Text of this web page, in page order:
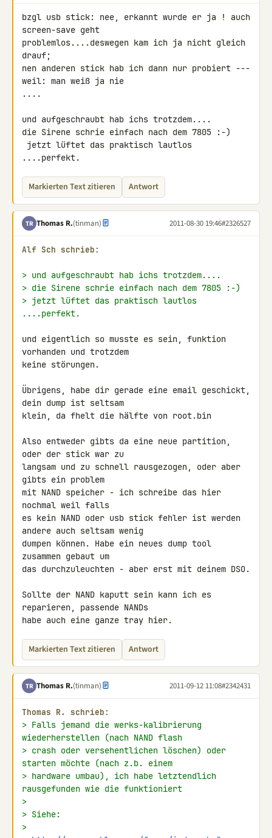
bzgl usb stick: nee, erkannt wurde er ja ! auch
screen-save geht
problemlos....deswegen kam ich ja nicht gleich
drauf;
nen anderen stick hab ich dann nur probiert ---
weil: man weiß ja nie
....
und aufgeschraubt hab ichs trotzdem....
die Sirene schrie einfach nach dem 7805 :-)
....perfekt.
Markierten Text zitieren Antwort
TR Thomas R.(tinman) 2011-08-30 19:46#2326527
Alf Sch schrieb:
> und aufgeschraubt hab ichs trotzdem....
> die Sirene schrie einfach nach dem 7805 :-)
> jetzt lüftet das praktisch lautlos
....perfekt.
und eigentlich so musste es sein, funktion
vorhanden und trotzdem
keine störungen.
Übrigens, habe dir gerade eine email geschickt,
dein dump ist seltsam
klein, da fhelt die hälfte von root.bin
Also entweder gibts da eine neue partition,
oder der stick war zu
langsam und zu schnell rausgezogen, oder aber
gibts ein problem
mit NAND speicher - ich schreibe das hier
nochmal weil falls
es kein NAND oder usb stick fehler ist werden
andere auch seltsam wenig
dumpen können. Habe ein neues dump tool
zusammen gebaut um
das durchzuleuchten - aber erst mit deinem DSO.
Sollte der NAND kaputt sein kann ich es
reparieren, passende NANDs
habe auch eine ganze tray hier.
Markierten Text zitieren Antwort
TR Thomas R.(tinman) 2011-09-12 11:08#2342431
Thomas R. schrieb:
> Falls jemand die werks-kalibrierung
wiederherstellen (nach NAND flash
> crash oder versehentlichen löschen) oder
starten möchte (nach z.b. einem
> hardware umbau), ich habe letztendlich
rausgefunden wie die funktioniert
>
> Siehe:
>